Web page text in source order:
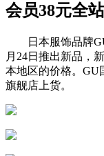
会员38元全
日本服饰品牌GU
月24日推出新品，
本地区的价格。GU
旗舰店上货。